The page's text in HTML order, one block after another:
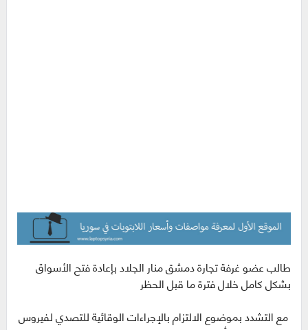
طالب عضو غرفة تجارة دمشق منار الجلاد بإعادة فتح الأسواق
بشكل كامل خلال فترة ما قبل الحظر
مع التشدد بموضوع الالتزام بالإجراءات الوقائية للتصدي لفيروس